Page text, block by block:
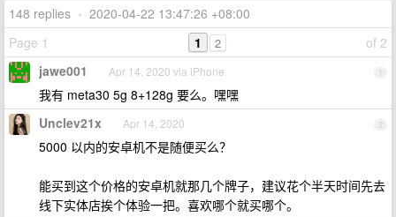
148 replies • 2020-04-22 13:47:26 +08:00
Page 1
of 2
1 2
1
jawe001 Apr 14, 2020 via iPhone
我有 meta30 5g 8+128g 要么。嘿嘿
2
Unclev21x Apr 14, 2020
5000 以内的安卓机不是随便买么？
能买到这个价格的安卓机就那几个牌子，建议花个半天时间先去
线下实体店挨个体验一把。喜欢哪个就买哪个。